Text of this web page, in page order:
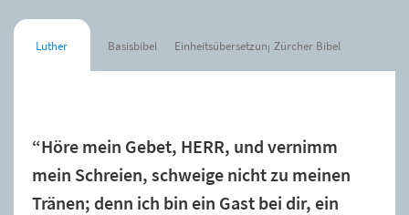
Luther Basisbibel Einheitsübersetzung Zürcher Bibel
“Höre mein Gebet, HERR, und vernimm
mein Schreien, schweige nicht zu meinen
Tränen; denn ich bin ein Gast bei dir, ein